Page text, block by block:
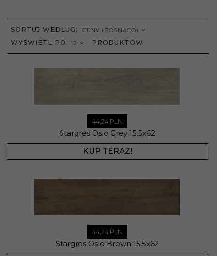
SORTUJ WEDŁUG: SORT
CENY (ROSNĄCO)
WYŚWIETL PO POP
12 PRODUKTÓW
44,24 PLN
Stargres Oslo Grey 15,5x62
KUP TERAZ!
44,24 PLN
Stargres Oslo Brown 15,5x62